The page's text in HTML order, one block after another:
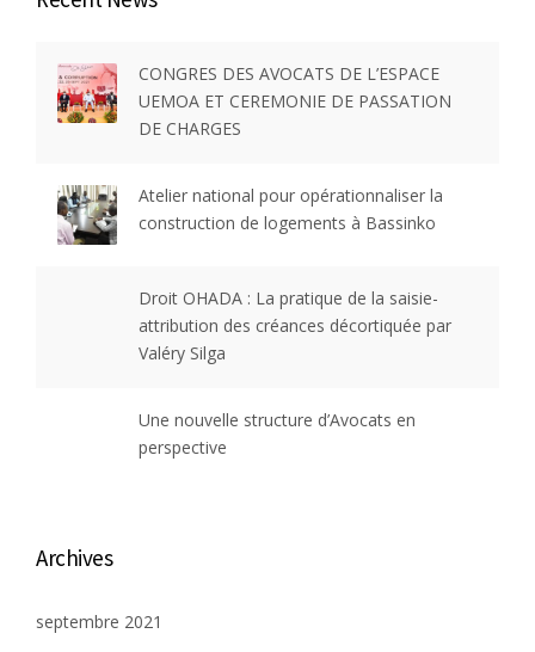
CONGRES DES AVOCATS DE L’ESPACE
UEMOA ET CEREMONIE DE PASSATION
DE CHARGES
Atelier national pour opérationnaliser la
construction de logements à Bassinko
Droit OHADA : La pratique de la saisie-
attribution des créances décortiquée par
Valéry Silga
Une nouvelle structure d’Avocats en
perspective
Archives
septembre 2021